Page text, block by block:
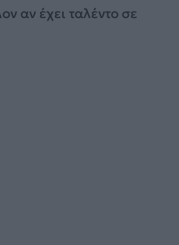
αν έχει ταλέντο σε